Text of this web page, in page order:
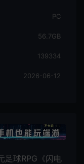
PC
56.7GB
139334
2026-06-12
足球RPG《闪电